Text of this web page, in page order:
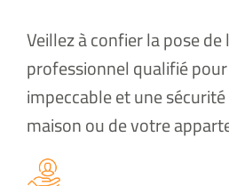
Veillez à confier la pose
professionnel qualifié
impeccable et une
maison ou de votre